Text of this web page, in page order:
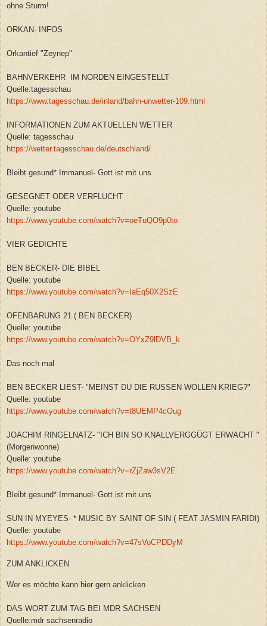
ohne Sturm!
ORKAN- INFOS
Orkantief "Zeynep"
BAHNVERKEHR IM NORDEN EINGESTELLT
Quelle:tagesschau
https://www.tagesschau.de/inland/bahn-unwetter-109.html
INFORMATIONEN ZUM AKTUELLEN WETTER
Quelle: tagesschau
https://wetter.tagesschau.de/deutschland/
Bleibt gesund* Immanuel- Gott ist mit uns
GESEGNET ODER VERFLUCHT
Quelle: youtube
https://www.youtube.com/watch?v=oeTuQO9p0to
VIER GEDICHTE
BEN BECKER- DIE BIBEL
Quelle: youtube
https://www.youtube.com/watch?v=IaEq50X2SzE
OFENBARUNG 21 ( BEN BECKER)
Quelle: youtube
https://www.youtube.com/watch?v=OYxZ9lDVB_k
Das noch mal
BEN BECKER LIEST- "MEINST DU DIE RUSSEN WOLLEN KRIEG?"
Quelle: youtube
https://www.youtube.com/watch?v=t8UEMP4cOug
JOACHIM RINGELNATZ- "ICH BIN SO KNALLVERGGÜGT ERWACHT "
(Morgenwonne)
Quelle: youtube
https://www.youtube.com/watch?v=rZjZaw3sV2E
Bleibt gesund* Immanuel- Gott ist mit uns
SUN IN MYEYES- * MUSIC BY SAINT OF SIN ( FEAT JASMIN FARIDI)
Quelle: youtube
https://www.youtube.com/watch?v=47sVoCPDDyM
ZUM ANKLICKEN
Wer es möchte kann hier gern anklicken
DAS WORT ZUM TAG BEI MDR SACHSEN
Quelle:mdr sachsenradio